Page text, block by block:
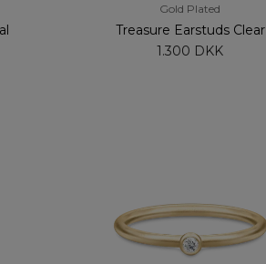
Gold Plated
Treasure Earstuds Clear
1.300 DKK